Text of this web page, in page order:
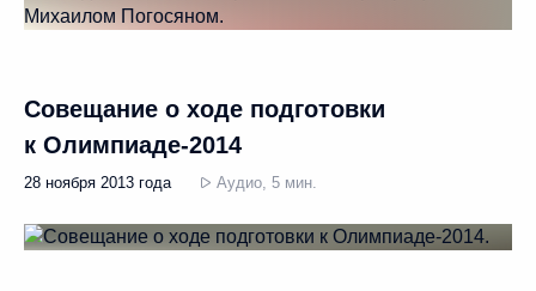
Совещание о ходе подготовки
к Олимпиаде-2014
28 ноября 2013 года Аудио, 5 мин.